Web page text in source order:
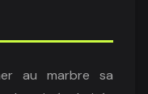
au marbre sa